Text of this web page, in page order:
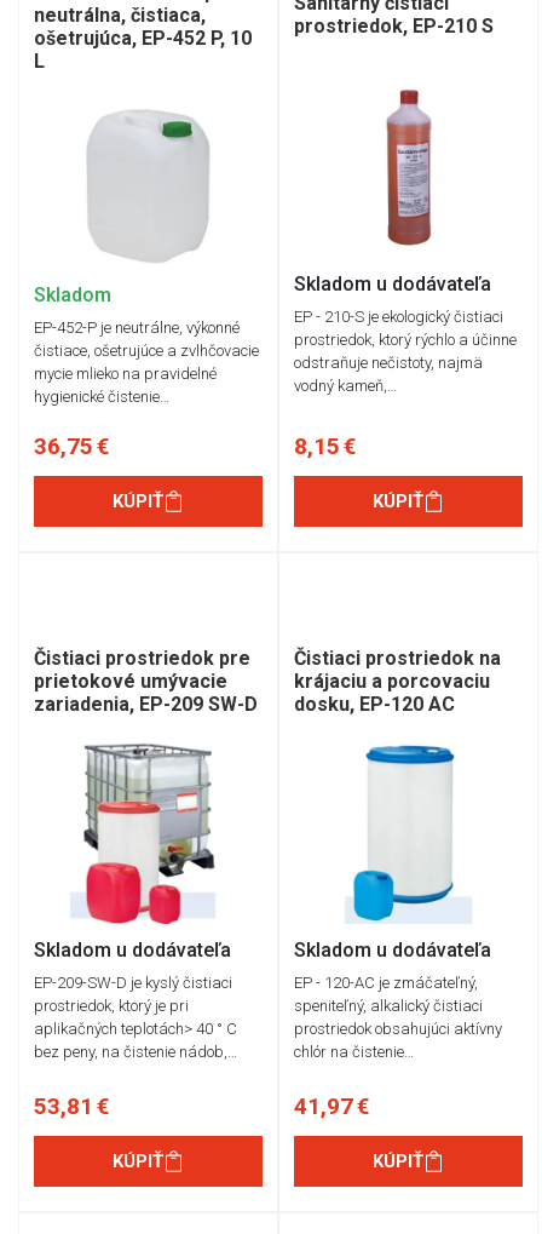
neutrálna, čistiaca,
ošetrujúca, EP-452 P, 10
L
Skladom
EP-452-P je neutrálne, výkonné
čistiace, ošetrujúce a zvlhčovacie
mycie mlieko na pravidelné
hygienické čistenie…
36,75 €
KÚPIŤ
prostriedok, EP-210 S
Skladom u dodávateľa
EP - 210-S je ekologický čistiaci
prostriedok, ktorý rýchlo a účinne
odstraňuje nečistoty, najmä
vodný kameň,…
8,15 €
KÚPIŤ
Čistiaci prostriedok pre
prietokové umývacie
zariadenia, EP-209 SW-D
Skladom u dodávateľa
EP-209-SW-D je kyslý čistiaci
prostriedok, ktorý je pri
aplikačných teplotách> 40 ° C
bez peny, na čistenie nádob,…
53,81 €
KÚPIŤ
Čistiaci prostriedok na
krájaciu a porcovaciu
dosku, EP-120 AC
Skladom u dodávateľa
EP - 120-AC je zmáčateľný,
speniteľný, alkalický čistiaci
prostriedok obsahujúci aktívny
chlór na čistenie…
41,97 €
KÚPIŤ